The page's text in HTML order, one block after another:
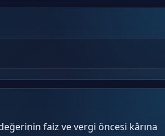
faiz ve vergi öncesi kârına